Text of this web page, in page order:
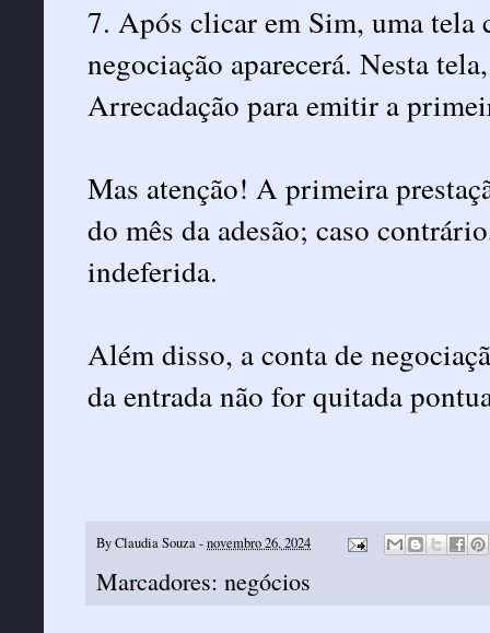
7. Após clicar em Sim, uma tela
negociação aparecerá. Nesta
Arrecadação para emitir a
Mas atenção! A primeira
do mês da adesão; caso
indeferida.
Além disso, a conta de
da entrada não for quitada
ByClaudia Souza-novembro 26, 2024
Marcadores: negócios